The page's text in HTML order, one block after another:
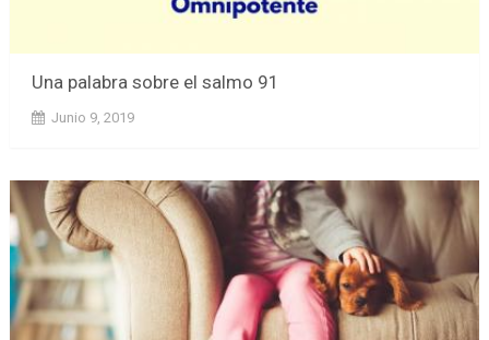
Una palabra sobre el salmo 91
Junio 9, 2019